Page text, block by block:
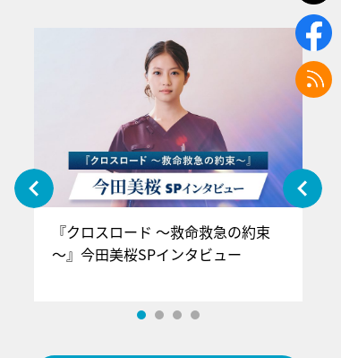
『クロスロード ～救命救急の約束
～』今田美桜SPインタビュー